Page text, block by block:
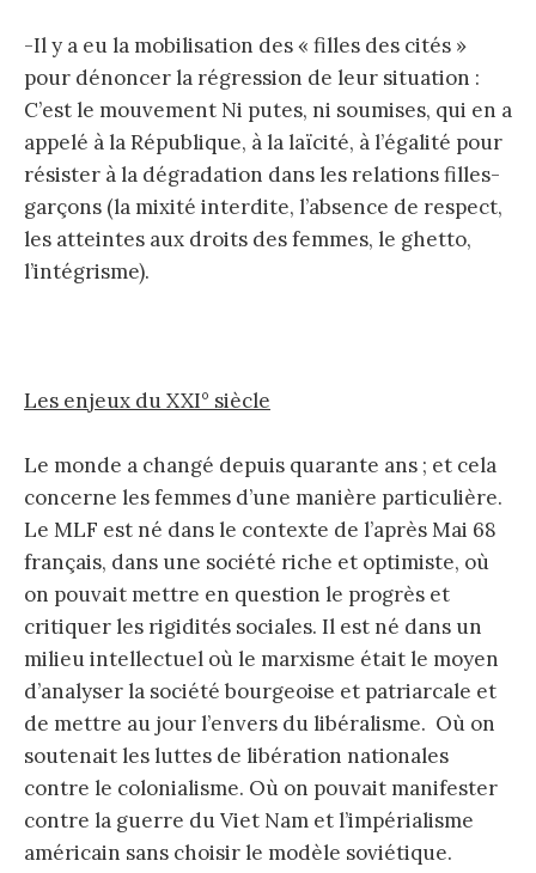
-Il y a eu la mobilisation des « filles des cités »
pour dénoncer la régression de leur situation :
C’est le mouvement Ni putes, ni soumises, qui en a
appelé à la République, à la laïcité, à l’égalité pour
résister à la dégradation dans les relations filles-
garçons (la mixité interdite, l’absence de respect,
les atteintes aux droits des femmes, le ghetto,
l’intégrisme).
Les enjeux du XXI° siècle
Le monde a changé depuis quarante ans ; et cela
concerne les femmes d’une manière particulière.
Le MLF est né dans le contexte de l’après Mai 68
français, dans une société riche et optimiste, où
on pouvait mettre en question le progrès et
critiquer les rigidités sociales. Il est né dans un
milieu intellectuel où le marxisme était le moyen
d’analyser la société bourgeoise et patriarcale et
de mettre au jour l’envers du libéralisme. Où on
soutenait les luttes de libération nationales
contre le colonialisme. Où on pouvait manifester
contre la guerre du Viet Nam et l’impérialisme
américain sans choisir le modèle soviétique.